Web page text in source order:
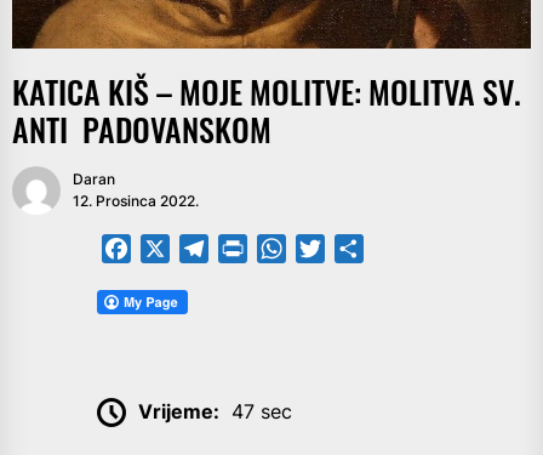
KATICA KIŠ – MOJE MOLITVE: MOLITVA SV.
ANTI PADOVANSKOM
Daran
12. Prosinca 2022.
Facebook TelegramPrintFriendly
WhatsApp
Twitter
Vrijeme: 47 sec